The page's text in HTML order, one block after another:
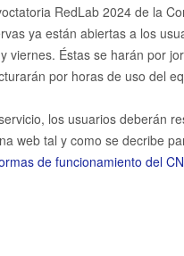
RedLab 2024 de la
ya están abiertas a los
viernes. Éstas se harán por
por horas de uso del
los usuarios deberán
web tal y como se decribe
de funcionamiento del